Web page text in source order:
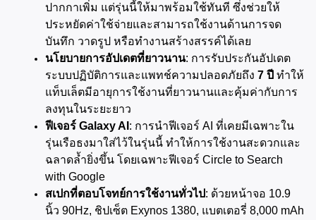
ปากกาเพิ่ม แต่รุ่นนี้ให้มาพร้อมใช้ทันที ซึ่งช่วยให้
ประหยัดค่าใช้จ่ายและสามารถใช้งานด้านการจด
บันทึก วาดรูป หรือทำงานสร้างสรรค์ได้เลย
นโยบายการอัปเดตที่ยาวนาน: การรับประกันอัปเดต
ระบบปฏิบัติการและแพทช์ความปลอดภัยถึง 7 ปี ทำให้
แท็บเล็ตมีอายุการใช้งานที่ยาวนานและคุ้มค่ากับการ
ลงทุนในระยะยาว
ฟีเจอร์ Galaxy AI : การนำฟีเจอร์ AI ที่เคยมีเฉพาะใน
รุ่นเรือธงมาใส่ไว้ในรุ่นนี้ ทำให้การใช้งานสะดวกและ
ฉลาดล้ำยิ่งขึ้น โดยเฉพาะฟีเจอร์ Circle to Search
with Google
สเปกที่ตอบโจทย์การใช้งานทั่วไป: ด้วยหน้าจอ 10.9
นิ้ว 90Hz, ชิปเซ็ต Exynos 1380, แบตเตอรี่ 8,000 mAh